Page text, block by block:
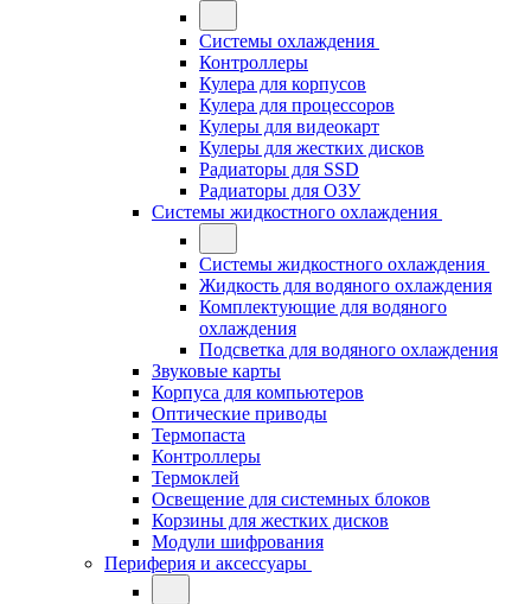
Системы охлаждения
Контроллеры
Кулера для корпусов
Кулера для процессоров
Кулеры для видеокарт
Кулеры для жестких дисков
Радиаторы для SSD
Радиаторы для ОЗУ
Системы жидкостного охлаждения
Системы жидкостного охлаждения
Жидкость для водяного охлаждения
Комплектующие для водяного
охлаждения
Подсветка для водяного охлаждения
Звуковые карты
Корпуса для компьютеров
Оптические приводы
Термопаста
Контроллеры
Термоклей
Освещение для системных блоков
Корзины для жестких дисков
Модули шифрования
Периферия и аксессуары